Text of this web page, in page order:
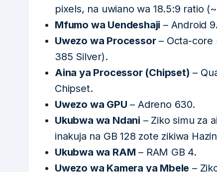
pixels, na uwiano wa 18.5:9 ratio
Mfumo wa Uendeshaji – Android
Uwezo wa Processor– Octa-core
385 Silver).
Aina ya Processor (Chipset) –
Chipset.
Uwezo wa GPU – Adreno 630.
Ukubwa wa Ndani – Ziko simu za
inakuja na GB 128 zote zikiwa
Ukubwa wa RAM – RAM GB 4.
Uwezo wa Kamera ya Mbele –